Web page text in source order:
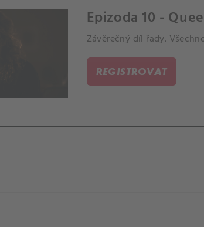
Epizoda 10 -
Závěrečný díl řady.
REGISTROVAT